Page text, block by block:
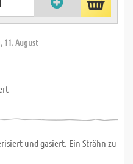
11. August
und gasiert. Ein Strähn zu